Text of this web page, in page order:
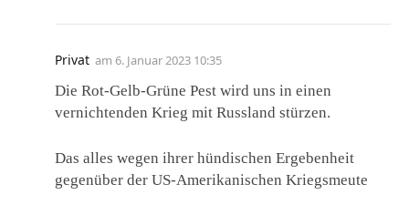
Privat am 6. Januar 2023 10:35
Die Rot-Gelb-Grüne Pest wird uns in einen
vernichtenden Krieg mit Russland stürzen.
Das alles wegen ihrer hündischen Ergebenheit
gegenüber der US-Amerikanischen Kriegsmeute